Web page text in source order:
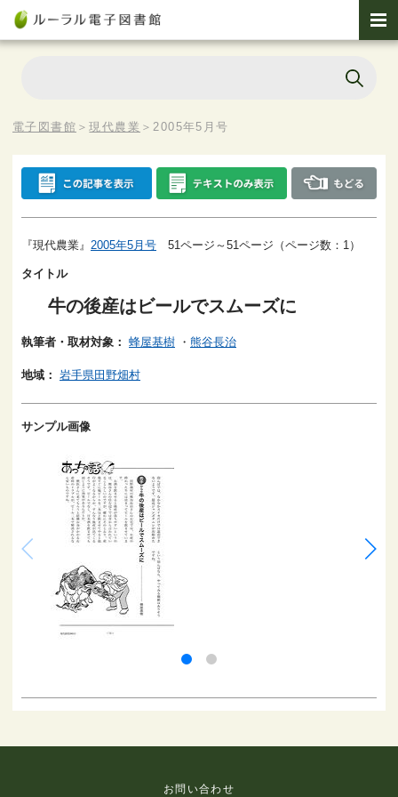
電子図書館 ＞現代農業 ＞2005年5月号
『現代農業』 2005年5月号 51ページ～51ページ（ページ数：1）
タイトル
牛の後産はビールでスムーズに
執筆者・取材対象： 蜂屋基樹 ・ 熊谷長治
地域： 岩手県田野畑村
サンプル画像
お問い合わせ